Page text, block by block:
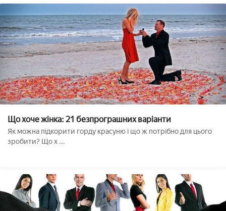
Що хоче жінка: 21 безпрограшних варіанти
Як можна підкорити горду красуню і що ж потрібно для цього
зробити? Що х ...